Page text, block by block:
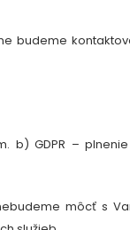
budeme
b) GDPR –
môcť s